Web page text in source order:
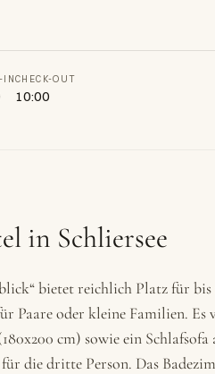
INCHECK-OUT
10:00
in Schliersee
bietet reichlich Platz für
Paare oder kleine Familien. Es
cm) sowie ein Schlafsofa
die dritte Person. Das